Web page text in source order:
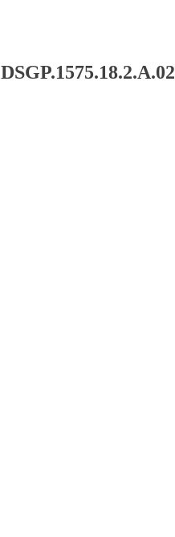
DSGP.1575.18.2.A.02